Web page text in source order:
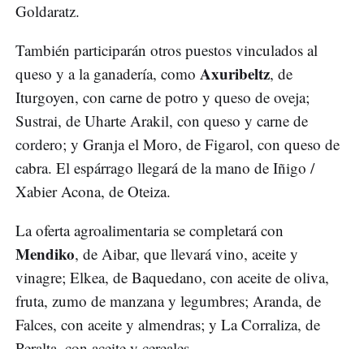
Goldaratz.
También participarán otros puestos vinculados al
queso y a la ganadería, como Axuribeltz, de
Iturgoyen, con carne de potro y queso de oveja;
Sustrai, de Uharte Arakil, con queso y carne de
cordero; y Granja el Moro, de Figarol, con queso de
cabra. El espárrago llegará de la mano de Iñigo /
Xabier Acona, de Oteiza.
La oferta agroalimentaria se completará con
Mendiko, de Aibar, que llevará vino, aceite y
vinagre; Elkea, de Baquedano, con aceite de oliva,
fruta, zumo de manzana y legumbres; Aranda, de
Falces, con aceite y almendras; y La Corraliza, de